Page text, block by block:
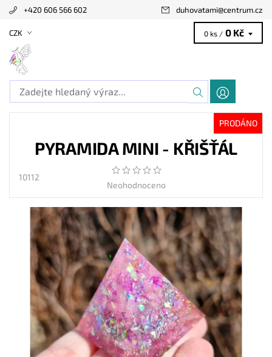
+420 606 566 602 duhovatami@centrum.cz
CZK 0 ks / 0 Kč
PRODÁNO
PYRAMIDA MINI - KŘIŠŤÁL
10112
Neohodnoceno